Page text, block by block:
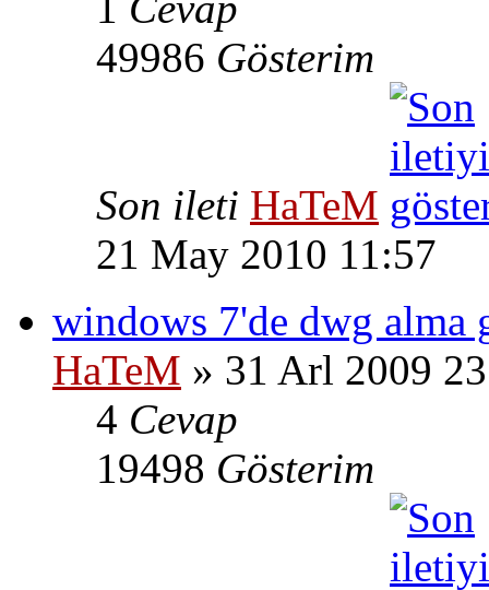
49986 Gösterim
Son ileti HaTeM
21 May 2010 11:57
windows 7'de dwg alma
HaTeM » 31 Arl 2009
4 Cevap
19498 Gösterim